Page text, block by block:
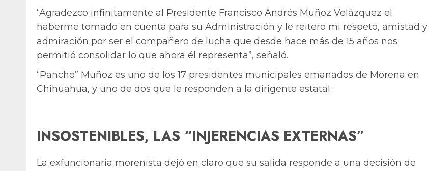
“Agradezco infinitamente al Presidente Francisco Andrés Muñoz Velázquez el
haberme tomado en cuenta para su Administración y le reitero mi respeto, amistad y
admiración por ser el compañero de lucha que desde hace más de 15 años nos
permitió consolidar lo que ahora él representa”, señaló.
“Pancho” Muñoz es uno de los 17 presidentes municipales emanados de Morena en
Chihuahua, y uno de dos que le responden a la dirigente estatal.
INSOSTENIBLES, LAS “INJERENCIAS EXTERNAS”
La exfuncionaria morenista dejó en claro que su salida responde a una decisión de